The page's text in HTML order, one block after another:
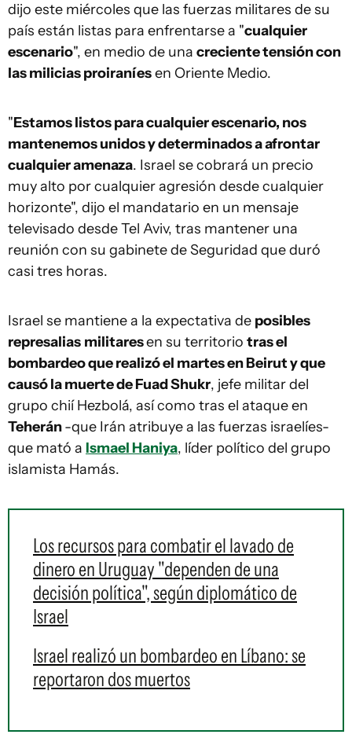
dijo este miércoles que las fuerzas militares de su
país están listas para enfrentarse a "cualquier
escenario", en medio de una creciente tensión con
las milicias proiraníesen Oriente Medio.
"Estamos listos para cualquier escenario, nos
mantenemos unidos y determinados a afrontar
cualquier amenaza. Israel se cobrará un precio
muy alto por cualquier agresión desde cualquier
horizonte", dijo el mandatario en un mensaje
televisado desde Tel Aviv, tras mantener una
reunión con su gabinete de Seguridad que duró
casi tres horas.
Israel se mantiene a la expectativa de posibles
represalias militaresen su territorio tras el
bombardeo que realizó el martes en Beirut y que
causó la muerte de Fuad Shukr, jefe militar del
grupo chií Hezbolá, así como tras el ataque en
Teherán-que Irán atribuye a las fuerzas israelíes-
que mató a Ismael Haniya, líder político del grupo
islamista Hamás.
Los recursos para combatir el lavado de
dinero en Uruguay "dependen de una
decisión política", según diplomático de
Israel
Israel realizó un bombardeo en Líbano: se
reportaron dos muertos